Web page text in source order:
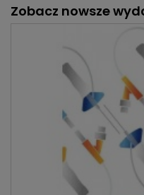
Zobacz nowsze